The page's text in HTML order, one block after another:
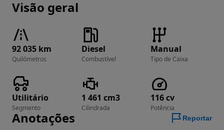
Visão geral
92 035 km
Quilómetros
Diesel
Combustível
Manual
Tipo de Caixa
Utilitário
Segmento
1 461 cm3
Cilindrada
116 cv
Potência
Anotações Reportar